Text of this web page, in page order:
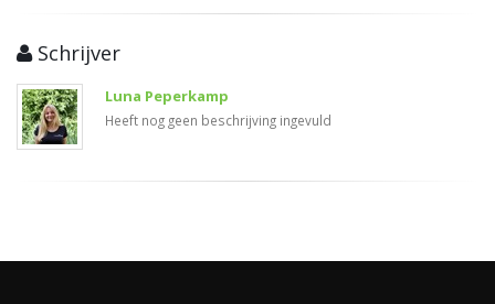
Schrijver
Luna Peperkamp
Heeft nog geen beschrijving ingevuld